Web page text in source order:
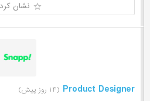
نشان
Product Designer (۱۴ روز پیش)